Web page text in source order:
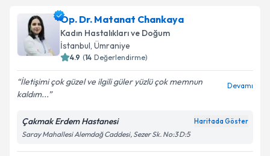
Op. Dr. Matanat Chankaya
Kadın Hastalıkları ve Doğum
İstanbul, Ümraniye
4.9 (14 Değerlendirme)
İletişimi çok güzel ve ilgili güler yüzlü çok memnun
kaldım...
Devamı
Çakmak Erdem Hastanesi Haritada Göster
Saray Mahallesi Alemdağ Caddesi, Sezer Sk. No:3 D:5